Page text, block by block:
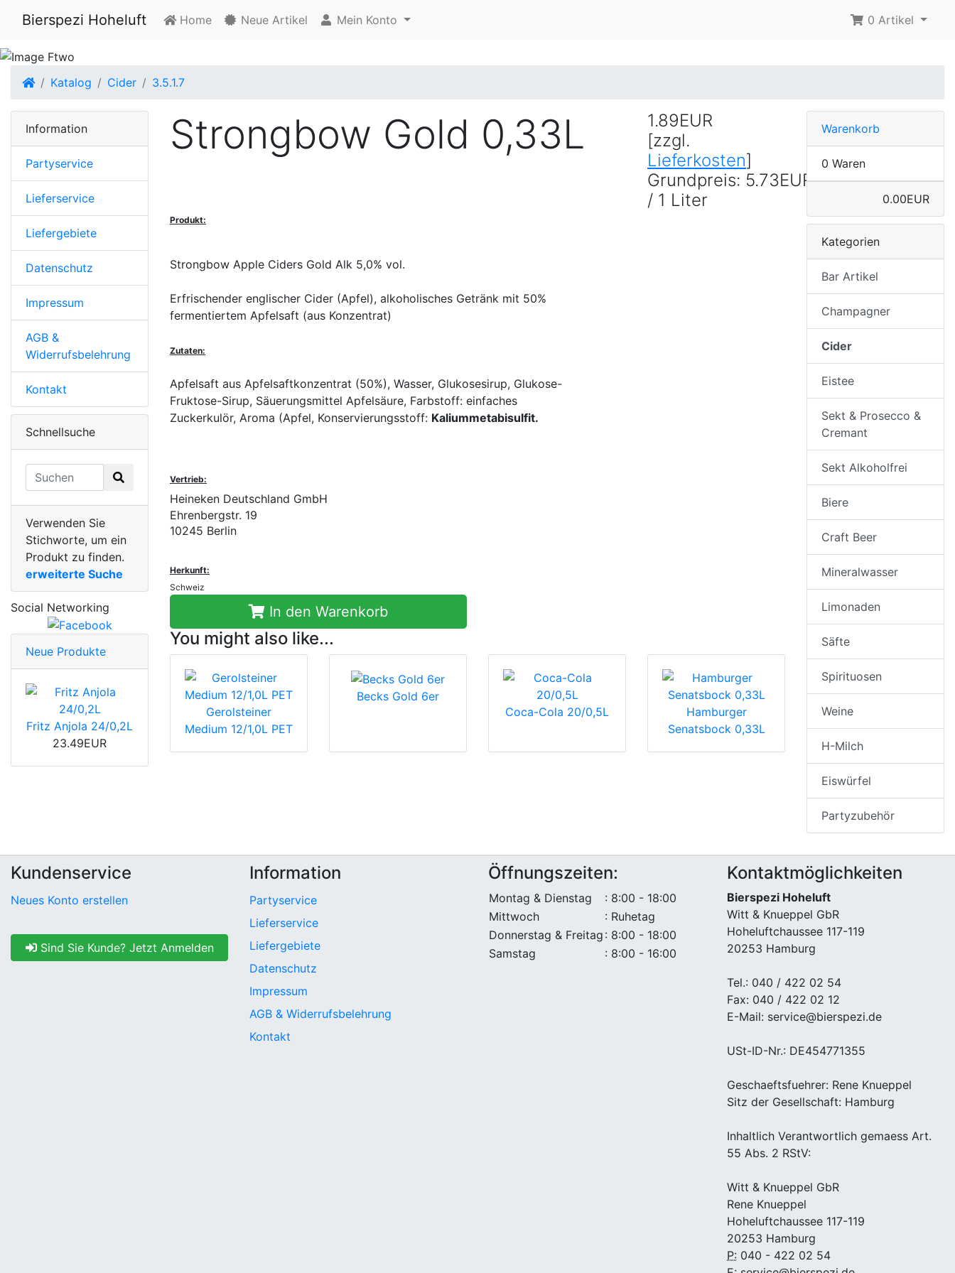
Bierspezi Hoheluft Home Neue Artikel Mein Konto 0 Artikel
Startseite
Katalog Cider 3.5.1.7
Strongbow Gold 0,33L
1.89EUR
[zzgl.
Lieferkosten]
Grundpreis: 5.73EUR
/ 1 Liter
Produkt:
Strongbow Apple Ciders Gold Alk 5,0% vol.
Erfrischender englischer Cider (Apfel), alkoholisches Getränk mit 50%
fermentiertem Apfelsaft (aus Konzentrat)
Zutaten:
Apfelsaft aus Apfelsaftkonzentrat (50%), Wasser, Glukosesirup, Glukose-
Fruktose-Sirup, Säuerungsmittel Apfelsäure, Farbstoff: einfaches
Zuckerkulör, Aroma (Apfel, Konservierungsstoff: Kaliummetabisulfit.
Vertrieb:
Heineken Deutschland GmbH
Ehrenbergstr. 19
10245 Berlin
Herkunft:
Schweiz
In den Warenkorb
You might also like...
Gerolsteiner
Medium 12/1,0L PET
Becks Gold 6er
Coca-Cola 20/0,5L
Hamburger
Senatsbock 0,33L
Information
Partyservice
Lieferservice
Liefergebiete
Datenschutz
Impressum
AGB &
Widerrufsbelehrung
Kontakt
Schnellsuche
Verwenden Sie
Stichworte, um ein
Produkt zu finden.
erweiterte Suche
Social Networking
Neue Produkte
Fritz Anjola 24/0,2L
23.49EUR
Warenkorb
0 Waren
0.00EUR
Kategorien
Bar Artikel
Champagner
Cider
Eistee
Sekt & Prosecco &
Cremant
Sekt Alkoholfrei
Biere
Craft Beer
Mineralwasser
Limonaden
Säfte
Spirituosen
Weine
H-Milch
Eiswürfel
Partyzubehör
Kundenservice
Neues Konto erstellen
Sind Sie Kunde? Jetzt Anmelden
Information
Partyservice
Lieferservice
Liefergebiete
Datenschutz
Impressum
AGB & Widerrufsbelehrung
Kontakt
Öffnungszeiten:
Montag & Dienstag
: 8:00 - 18:00
Mittwoch
: Ruhetag
Donnerstag & Freitag : 8:00 - 18:00
Samstag
: 8:00 - 16:00
Kontaktmöglichkeiten
Bierspezi Hoheluft
Witt & Knueppel GbR
Hoheluftchaussee 117-119
20253 Hamburg
Tel.: 040 / 422 02 54
Fax: 040 / 422 02 12
E-Mail: service@bierspezi.de
USt-ID-Nr.: DE454771355
Geschaeftsfuehrer: Rene Knueppel
Sitz der Gesellschaft: Hamburg
Inhaltlich Verantwortlich gemaess Art.
55 Abs. 2 RStV:
Witt & Knueppel GbR
Rene Knueppel
Hoheluftchaussee 117-119
20253 Hamburg
P: 040 - 422 02 54